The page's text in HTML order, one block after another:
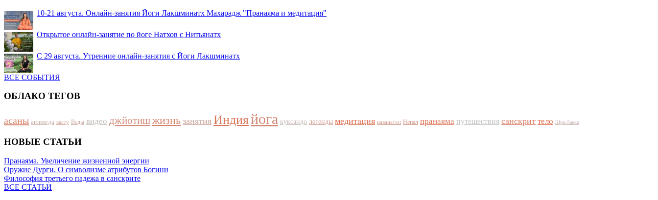
10-21 августа. Онлайн-занятия Йоги Лакшминатх Махарадж "Пранаяма и медитация"
Открытое онлайн-занятие по йоге Натхов с Нитьянатх
С 29 августа. Утренние онлайн-занятия с Йоги Лакшминатх
ВСЕ СОБЫТИЯ
ОБЛАКО ТЕГОВ
асаны аюрведа васту Веды видео джйотишжизнь занятия Индияйога куксандо легенды медитация наванатхи Непал пранаяма путешествия санскрит тело Шри-Ланка
НОВЫЕ СТАТЬИ
Пранаяма. Увеличение жизненной энергии
Оружие Дурги. О символизме атрибутов Богини
Философия третьего падежа в санскрите
ВСЕ СТАТЬИ